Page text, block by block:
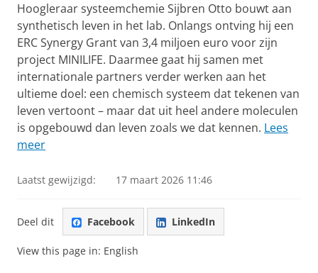
Hoogleraar systeemchemie Sijbren Otto bouwt aan
synthetisch leven in het lab. Onlangs ontving hij een
ERC Synergy Grant van 3,4 miljoen euro voor zijn
project MINILIFE. Daarmee gaat hij samen met
internationale partners verder werken aan het
ultieme doel: een chemisch systeem dat tekenen van
leven vertoont – maar dat uit heel andere moleculen
is opgebouwd dan leven zoals we dat kennen. Lees
meer
Laatst gewijzigd: 17 maart 2026 11:46
Deel dit Facebook LinkedIn
View this page in: English